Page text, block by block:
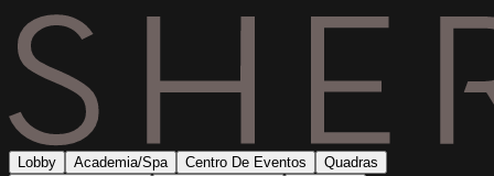
Lobby Academia/Spa Centro De Eventos
Quadras